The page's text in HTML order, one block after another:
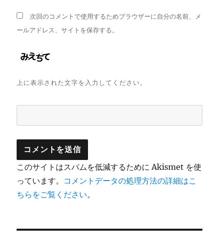
次回のコメントで使用するためブラウザーに自分の名前、メ
ールアドレス、サイトを保存する。
上に表示された文字を入力してください。
このサイトはスパムを低減するために Akismet を使
っています。 コメントデータの処理方法の詳細はこ
ちらをご覧ください。